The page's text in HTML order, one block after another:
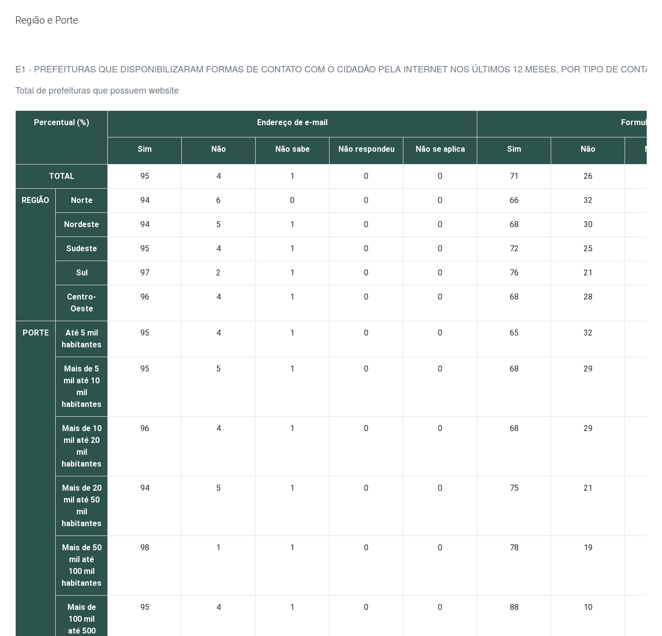
Região e Porte
E1 - PREFEITURAS QUE DISPONIBILIZARAM FORMAS DE CONTATO COM O CIDADÃO PELA INTERNET NOS ÚLTIMOS 12 MESES, POR TIPO DE CONTATO
Total de prefeituras que possuem website
Percentual (%) Endereço de e-mail
Sim Não Não sabe Não respondeu Não se aplica Sim Não Não
TOTAL 95 4 1 0 0 71 26
REGIÃO Norte 94 6 0 0 0 66 32
Nordeste 94 5 1 0 0 68 30
Sudeste 95 4 1 0 0 72 25
Sul 97 2 1 0 0 76 21
Centro-
Oeste
96 4 1 0 0 68 28
PORTE
Até 5 mil
habitantes
95 4 1 0 0 65 32
Mais de 5
mil até 10
mil
habitantes
95 5 1 0 0 68 29
Mais de 10
mil até 20
mil
habitantes
96 4 1 0 0 68 29
Mais de 20
mil até 50
mil
habitantes
94 5 1 0 0 75 21
Mais de 50
mil até
100 mil
habitantes
98 1 1 0 0 78 19
Mais de
100 mil
até 500
95 4 1 0 0 88 10